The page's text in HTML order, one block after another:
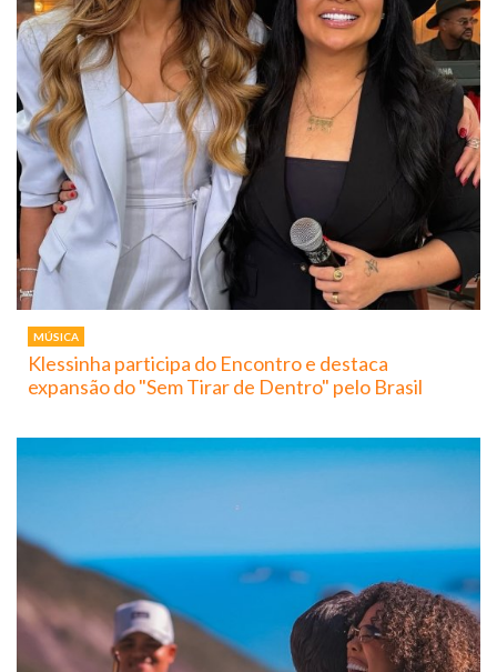
MÚSICA
Klessinha participa do Encontro e destaca
expansão do "Sem Tirar de Dentro" pelo Brasil